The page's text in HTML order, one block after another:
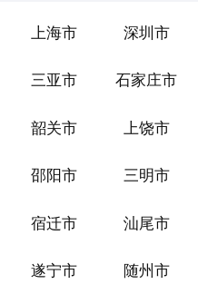
上海市 深圳市
三亚市 石家庄市
韶关市 上饶市
邵阳市 三明市
宿迁市 汕尾市
遂宁市 随州市